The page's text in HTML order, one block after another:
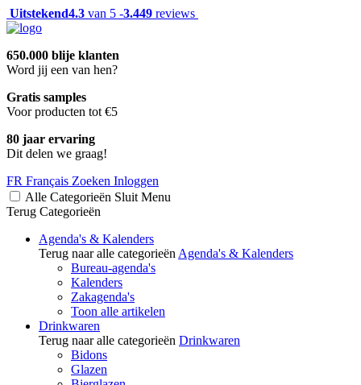
Uitstekend4.3 van 5 -3.449 reviews
650.000 blije klanten
Word jij een van hen?
Gratis samples
Voor producten tot €5
80 jaar ervaring
Dit delen we graag!
FR Français Zoeken Inloggen
Alle Categorieën Sluit Menu
Terug Categorieën
Agenda's & Kalenders
Terug naar alle categorieën Agenda's & Kalenders
Bureau-agenda's
Kalenders
Zakagenda's
Toon alle artikelen
Drinkwaren
Terug naar alle categorieën Drinkwaren
Bidons
Glazen